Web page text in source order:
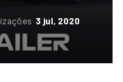
3 jul, 2020